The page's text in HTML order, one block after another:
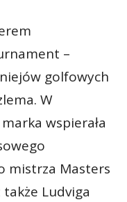
–
golfowych
W
wspierała
mistrza Masters
Ludviga